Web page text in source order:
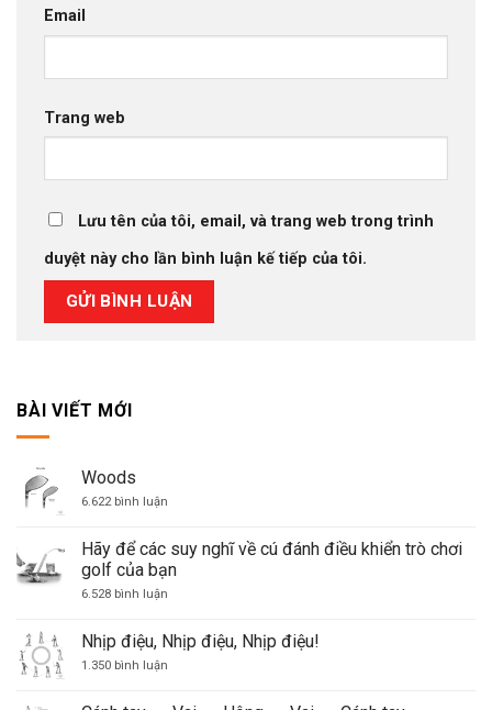
Email
Trang web
Lưu tên của tôi, email, và trang web trong trình
duyệt này cho lần bình luận kế tiếp của tôi.
BÀI VIẾT MỚI
Woods
6.622 bình luận
Hãy để các suy nghĩ về cú đánh điều khiển trò chơi
golf của bạn
6.528 bình luận
các
suy
Nhịp điệu, Nhịp điệu, Nhịp điệu!
1.350 bình luận